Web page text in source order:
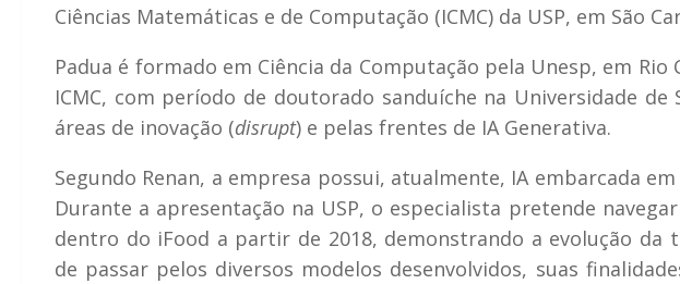
Ciências Matemáticas e de Computação (ICMC) da USP, em São
Padua é formado em Ciência da Computação pela Unesp, em
ICMC, com período de doutorado sanduíche na Universidade de
áreas de inovação (disrupt) e pelas frentes de IA Generativa.
Segundo Renan, a empresa possui, atualmente, IA embarcada
Durante a apresentação na USP, o especialista pretende
dentro do iFood a partir de 2018, demonstrando a evolução da
de passar pelos diversos modelos desenvolvidos, suas